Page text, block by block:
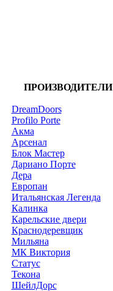
ПРОИЗВОДИТЕЛИ
DreamDoors
Profilo Porte
Акма
Арсенал
Блок Мастер
Дариано Порте
Дера
Европан
Итальянская Легенда
Калинка
Карельские двери
Краснодеревщик
Мильяна
МК Виктория
Статус
Текона
ШейлДорс